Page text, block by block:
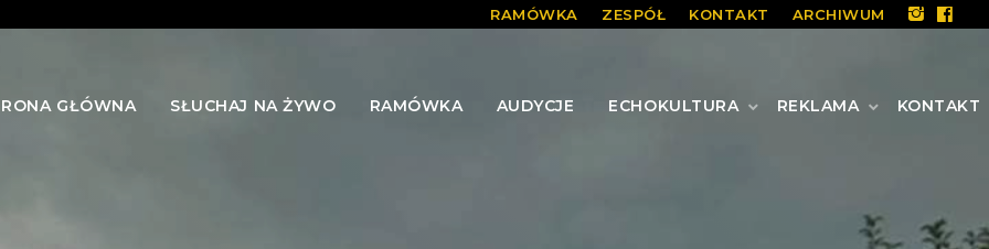
RAMÓWKA ZESPÓŁ KONTAKT ARCHIWUM
GŁÓWNA SŁUCHAJ NA ŻYWO RAMÓWKA AUDYCJE ECHOKULTURA REKLAMA KONTAKT